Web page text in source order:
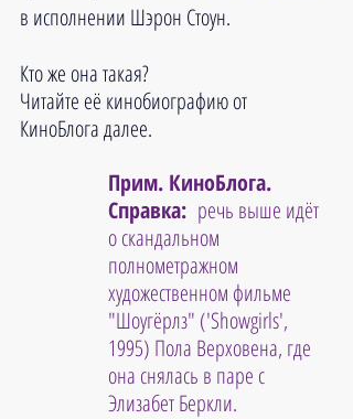
в исполнении Шэрон Стоун.
Кто же она такая?
Читайте её кинобиографию от
КиноБлога далее.
Прим. КиноБлога.
Справка: речь выше идёт
о скандальном
полнометражном
художественном фильме
"Шоугёрлз" ('Showgirls',
1995) Пола Верховена, где
она снялась в паре с
Элизабет Беркли.